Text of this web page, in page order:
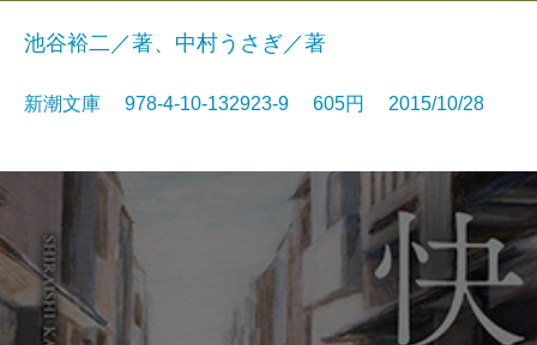
池谷裕二／著、中村うさぎ／著
新潮文庫 978-4-10-132923-9 605円 2015/10/28